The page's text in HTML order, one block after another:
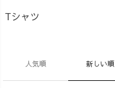
Tシャツ
人気順 新しい順